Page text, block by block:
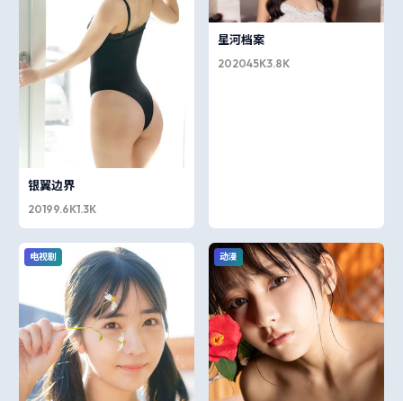
银翼边界
20199.6K1.3K
星河档案
202045K3.8K
电视剧 动漫